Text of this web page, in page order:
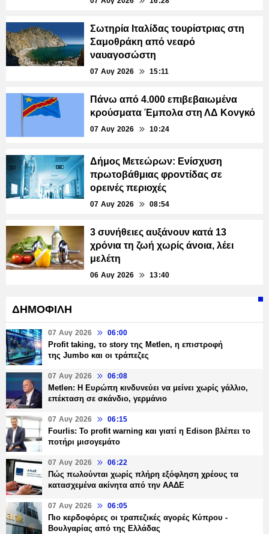
Σωτηρία Ιταλίδας τουρίστριας στη
Σαμοθράκη από νεαρό
ναυαγοσώστη
07 Αυγ 2026 15:11
Πάνω από 4.000 επιβεβαιωμένα
κρούσματα Έμπολα στη ΛΔ Κονγκό
07 Αυγ 2026 10:24
Δήμος Μετεώρων: Ενίσχυση
πρωτοβάθμιας φροντίδας σε
ορεινές περιοχές
07 Αυγ 2026 08:54
3 συνήθειες αυξάνουν κατά 13
χρόνια τη ζωή χωρίς άνοια, λέει
μελέτη
06 Αυγ 2026 13:40
ΔΗΜΟΦΙΛΗ
07 Αυγ 2026 06:00
Profit taking, το story της Metlen, η επιστροφή
της Jumbo και οι τράπεζες
07 Αυγ 2026 06:08
Metlen: Η Ευρώπη κινδυνεύει να μείνει χωρίς γάλλιο,
επέκταση σε σκάνδιο, γερμάνιο
07 Αυγ 2026 06:15
Fourlis: Το profit warning και γιατί η Edison βλέπει το
ποτήρι μισογεμάτο
07 Αυγ 2026 06:22
Πώς πωλούνται χωρίς πλήρη εξόφληση χρέους τα
κατασχεμένα ακίνητα από την ΑΑΔΕ
07 Αυγ 2026 06:05
Πιο κερδοφόρες οι τραπεζικές αγορές Κύπρου -
Βουλγαρίας από της Ελλάδας